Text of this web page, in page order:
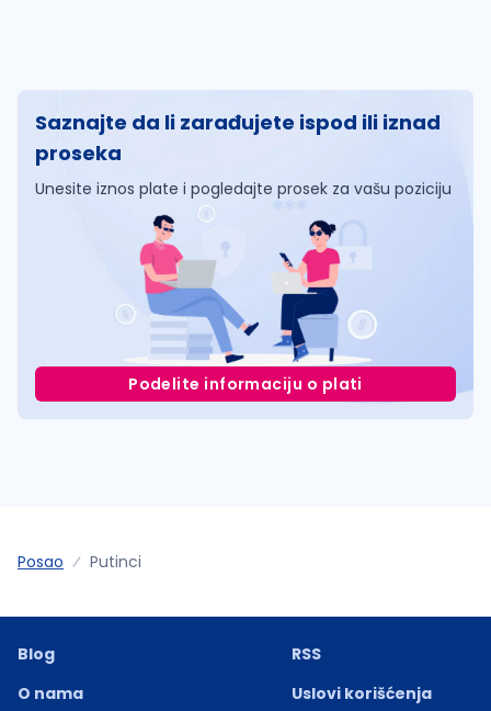
Saznajte da li zarađujete ispod ili iznad
proseka
Unesite iznos plate i pogledajte prosek za vašu poziciju
Podelite informaciju o plati
Posao Putinci
Blog
O nama
RSS
Uslovi korišćenja